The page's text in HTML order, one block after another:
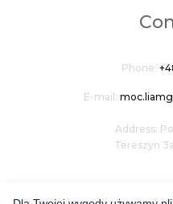
Phone:
E-mail:
Address:
Tereszyn